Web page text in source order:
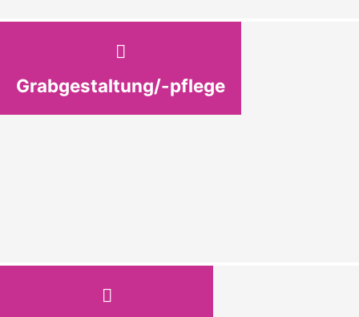
Grabgestaltung/-pflege